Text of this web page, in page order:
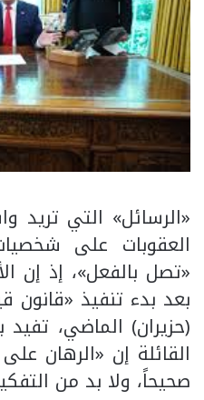
«الرسائل» التي تريد
العقوبات على
«تصل بالفعل»، إذ إن
بعد بدء تنفيذ
(حزيران) الماضي،
القائلة إن «الرهان
صحيحاً، ولا بد من